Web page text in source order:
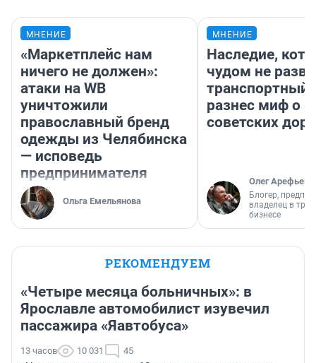
МНЕНИЕ
«Маркетплейс нам
ничего не должен»:
атаки на WB
уничтожили
православный бренд
одежды из Челябинска
— исповедь
предпринимателя
Ольга Емельянова
МНЕНИЕ
Наследие,
чудом не
транспортный
разнес миф о
советских
Олег Арефьев
Блогер,
владелец в
бизнесе
РЕКОМЕНДУЕМ
«Четыре месяца больничных»: в
Ярославле автомобилист изувечил
пассажира «Яавтобуса»
13 часов 10 031 45